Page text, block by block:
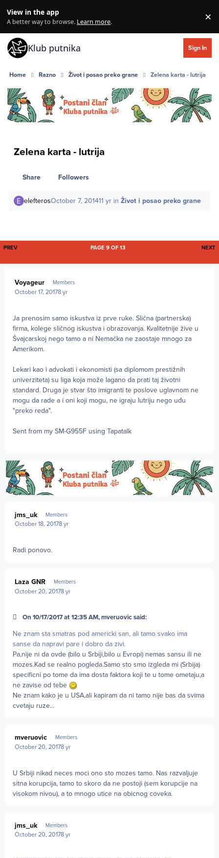
View in the app
A better way to browse. Learn more. ×
Klub putnika Sign In
Home Razno Život i posao preko grane Zelena karta - lutrija
Zelena karta - lutrija
Share Followers
elefterosOctober 7, 201411 yr inŽivot i posao preko grane
FIRST PAGE
PREV NEXT
PAGE 9 OF 13
Voyageur Members
October 17, 20178 yr
Ja prenosim samo iskustva iz prve ruke. Slična (partnerska)
firma, kolege sličnog iskustva i obrazovanja. Kvalitetnije žive u
Švajcarskoj nego tamo a ni Nemačka ne zaostaje mnogo za
Amerikom.
Lekari kao i advokati i ekonomisti (sa diplomom prestižnih
univerziteta) su liga koja može lagano da prati taj životni
standard. Druga je stvar što imigranti te poslove uglavnom ne
mogu da rade a i oni koji mogu, ne igraju lutriju nego uđu
"preko reda".
Sent from my SM-G955F using Tapatalk
jms_uk Members
October 18, 20178 yr
Radi ponovo.
Laza GNR Members
October 20, 20178 yr
On 10/17/2017 at 12:35 AM, mveruovic said:
Ne znam sta smatras pod americki san, ali tamo svako ima
sanse da napravi pare i dobro da zivi.
Pa,nije ni da ovde (bilo u Srbiji,bilo u Evropi) nemas sansu ili ne
mozes.Kad se realno pogleda.Samo sto smo izgleda mi (Srbija)
specificni po tome da ima dosta faktora koji te u tome ometaju,a
ne zavise od tebe
Ne znam kako je u USA,ali kapiram da ni tamo nije bas da svima
cvetaju ruze...
mveruovic Members
October 20, 20178 yr
U Srbiji nikad neces moci ono sto mozes tamo. Nas razvaljuje
sitna korupcija, tamo to skoro da ne postoji (sem korupcije na
visokom nivou), a to mnogo utice na obicnog coveka.
jms_uk Members
October 20, 20178 yr